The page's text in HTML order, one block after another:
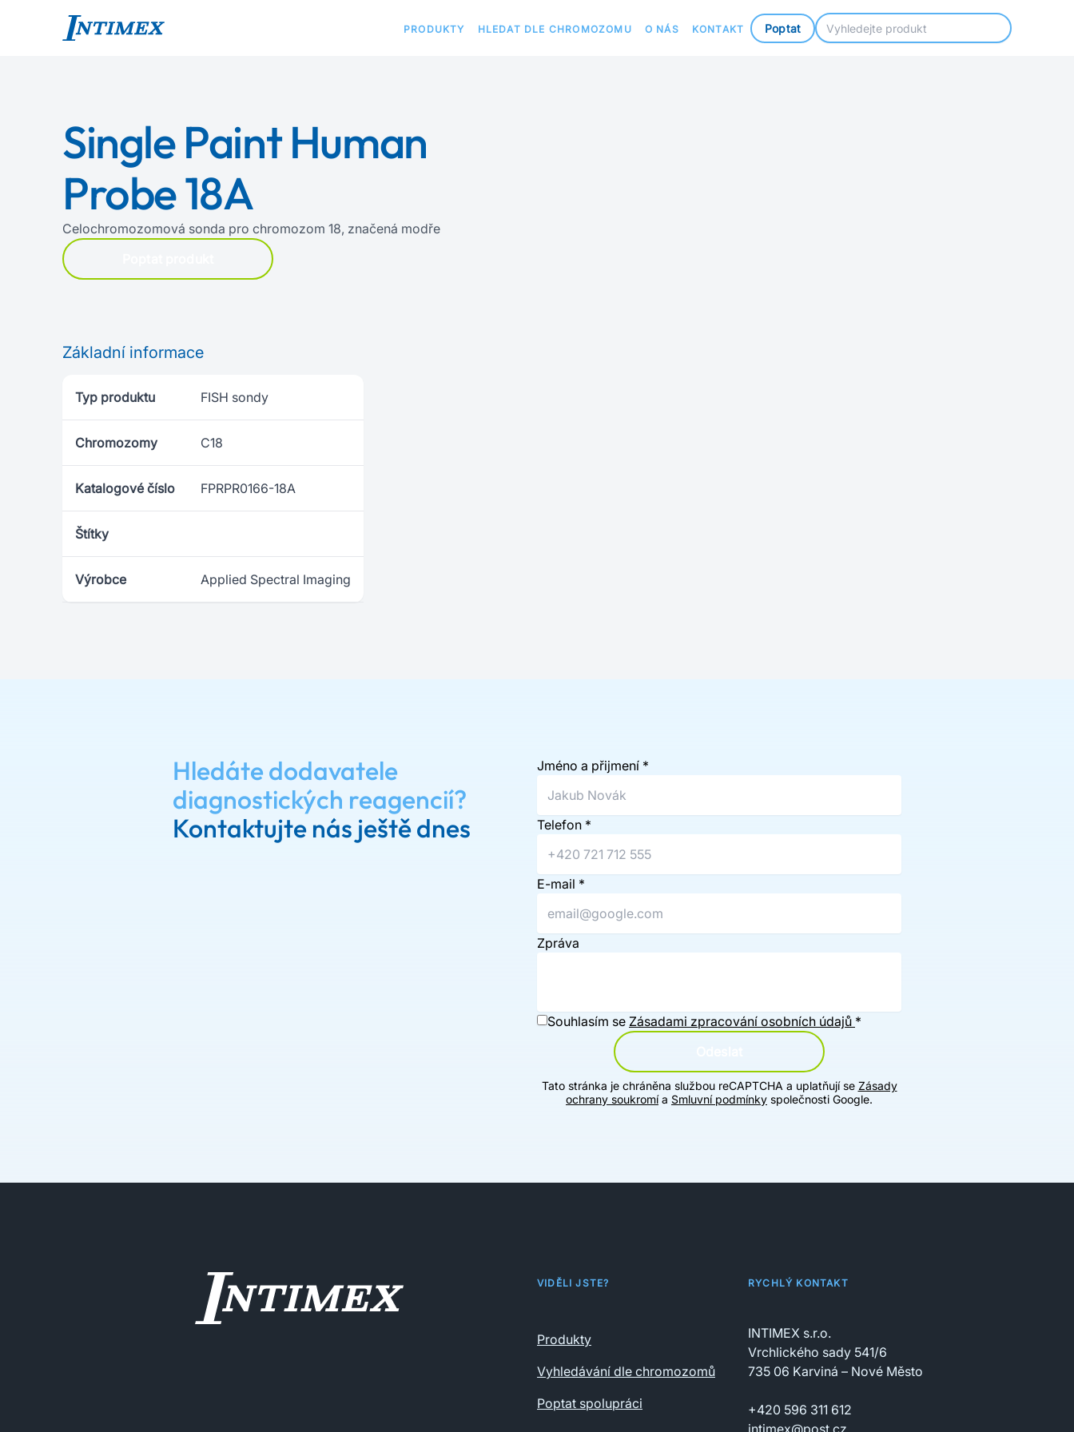
PRODUKTY HLEDAT DLE CHROMOZOMU O NÁS KONTAKT Poptat
Single Paint Human
Probe 18A
Celochromozomová sonda pro chromozom 18, značená modře
Základní informace
Typ produktu FISH sondy
Chromozomy C18
Katalogové číslo FPRPR0166-18A
Štítky
Výrobce Applied Spectral Imaging
Hledáte dodavatele
diagnostických reagencií?
Kontaktujte nás ještě dnes
Jméno a přijmení *
Telefon *
E-mail *
Zpráva
Souhlasím se Zásadami zpracování osobních údajů *
Tato stránka je chráněna službou reCAPTCHA a uplatňují se Zásady
ochrany soukromía Smluvní podmínky společnosti Google.
VIDĚLI JSTE?
Produkty
Vyhledávání dle chromozomů
Poptat spolupráci
RYCHLÝ KONTAKT
INTIMEX s.r.o.
Vrchlického sady 541/6
735 06 Karviná – Nové Město
+420 596 311 612
intimex@post.cz